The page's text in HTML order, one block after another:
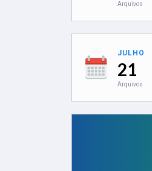
Arquivos
JULHO
21
Arquivos